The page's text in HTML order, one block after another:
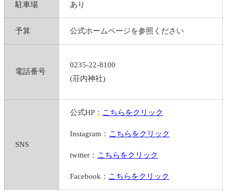
駐車場 あり
予算 公式ホームページを参照ください
電話番号
0235-22-8100
(荘内神社)
SNS
公式HP： こちらをクリック
Instagram： こちらをクリック
twitter： こちらをクリック
Facebook： こちらをクリック